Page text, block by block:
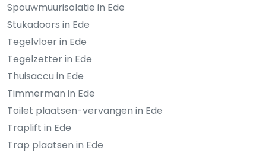
Spouwmuurisolatie in Ede
Stukadoors in Ede
Tegelvloer in Ede
Tegelzetter in Ede
Thuisaccu in Ede
Timmerman in Ede
Toilet plaatsen-vervangen in Ede
Traplift in Ede
Trap plaatsen in Ede